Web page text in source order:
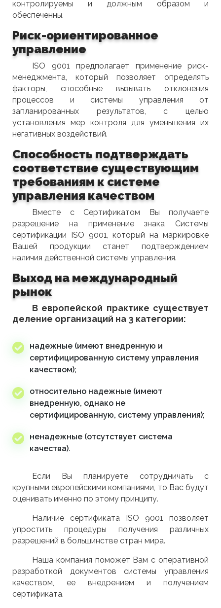
контролируемы и должным образом и
обеспеченны.
Риск-ориентированное
управление
ISO 9001 предполагает применение риск-
менеджмента, который позволяет определять
факторы, способные вызывать отклонения
процессов и системы управления от
запланированных результатов, с целью
установления мер контроля для уменьшения их
негативных воздействий.
Способность подтверждать
соответствие существующим
требованиям к системе
управления качеством
Вместе с Сертификатом Вы получаете
разрешение на применение знака Системы
сертификации ISO 9001, который на маркировке
Вашей продукции станет подтверждением
наличия действенной системы управления.
Выход на международный
рынок
В европейской практике существует
деление организаций на 3 категории:
надежные (имеют внедренную и
сертифицированную систему управления
качеством);
относительно надежные (имеют
внедренную, однако не
сертифицированную, систему управления);
ненадежные (отсутствует система
качества).
Если Вы планируете сотрудничать с
крупными европейскими компаниями, то Вас будут
оценивать именно по этому принципу.
Наличие сертификата ISO 9001 позволяет
упростить процедуры получения различных
разрешений в большинстве стран мира.
Наша компания поможет Вам с оперативной
разработкой документов системы управления
качеством, ее внедрением и получением
сертификата.